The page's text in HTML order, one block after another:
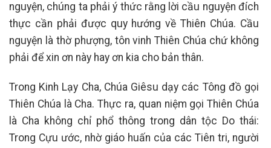
nguyện, chúng ta phải ý thức rằng lời cầu nguyện đích
thực cần phải được quy hướng về Thiên Chúa. Cầu
nguyện là thờ phượng, tôn vinh Thiên Chúa chứ không
phải để xin ơn này hay ơn kia cho bản thân.
Trong Kinh Lạy Cha, Chúa Giêsu dạy các Tông đồ gọi
Thiên Chúa là Cha. Thực ra, quan niệm gọi Thiên Chúa
là Cha không chỉ phổ thông trong dân tộc Do thái:
Trong Cựu ước, nhờ giáo huấn của các Tiên tri, người